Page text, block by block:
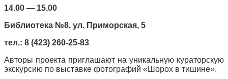
14.00 — 15.00
Библиотека №8, ул. Приморская, 5
тел.: 8 (423) 260-25-83
Авторы проекта приглашают на уникальную кураторскую
экскурсию по выставке фотографий «Шорох в тишине».